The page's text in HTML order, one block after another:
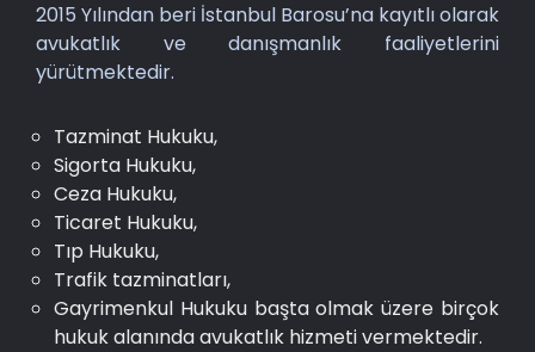
2015 Yılından beri İstanbul Barosu’na kayıtlı olarak
avukatlık ve danışmanlık faaliyetlerini
yürütmektedir.
Tazminat Hukuku,
Sigorta Hukuku,
Ceza Hukuku,
Ticaret Hukuku,
Tıp Hukuku,
Trafik tazminatları,
Gayrimenkul Hukuku başta olmak üzere birçok
hukuk alanında avukatlık hizmeti vermektedir.